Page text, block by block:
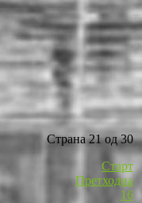
Страна 21 од 30
Старт
Претходна
16